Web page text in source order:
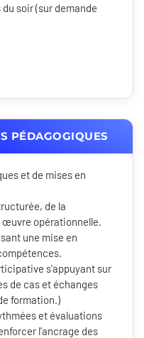
soir (sur demande
PÉDAGOGIQUES
et de mises en
de la
œuvre opérationnelle.
une mise en
s'appuyant sur
de cas et échanges
formation.)
et évaluations
l'ancrage des